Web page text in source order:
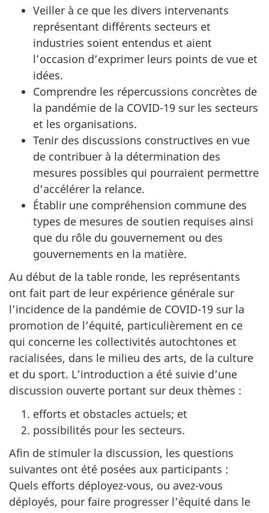
Veiller à ce que les divers intervenants
représentant différents secteurs et
industries soient entendus et aient
l’occasion d’exprimer leurs points de vue et
idées.
Comprendre les répercussions concrètes de
la pandémie de la COVID-19 sur les secteurs
et les organisations.
Tenir des discussions constructives en vue
de contribuer à la détermination des
mesures possibles qui pourraient permettre
d’accélérer la relance.
Établir une compréhension commune des
types de mesures de soutien requises ainsi
que du rôle du gouvernement ou des
gouvernements en la matière.
Au début de la table ronde, les représentants
ont fait part de leur expérience générale sur
l’incidence de la pandémie de COVID-19 sur la
promotion de l’équité, particulièrement en ce
qui concerne les collectivités autochtones et
racialisées, dans le milieu des arts, de la culture
et du sport. L’introduction a été suivie d’une
discussion ouverte portant sur deux thèmes :
efforts et obstacles actuels; et
possibilités pour les secteurs.
Afin de stimuler la discussion, les questions
suivantes ont été posées aux participants :
Quels efforts déployez-vous, ou avez-vous
déployés, pour faire progresser l’équité dans le